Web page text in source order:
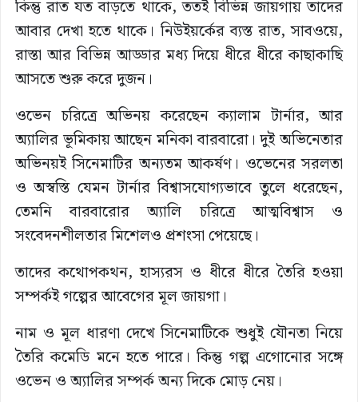
কিন্তু রাত যত বাড়তে থাকে, ততই বিভিন্ন জায়গায় তাদের
আবার দেখা হতে থাকে। নিউইয়র্কের ব্যস্ত রাত, সাবওয়ে,
রাস্তা আর বিভিন্ন আড্ডার মধ্য দিয়ে ধীরে ধীরে কাছাকাছি
আসতে শুরু করে দুজন।
ওভেন চরিত্রে অভিনয় করেছেন ক্যালাম টার্নার, আর
অ্যালির ভূমিকায় আছেন মনিকা বারবারো। দুই অভিনেতার
অভিনয়ই সিনেমাটির অন্যতম আকর্ষণ। ওভেনের সরলতা
ও অস্বস্তি যেমন টার্নার বিশ্বাসযোগ্যভাবে তুলে ধরেছেন,
তেমনি বারবারোর অ্যালি চরিত্রে আত্মবিশ্বাস ও
সংবেদনশীলতার মিশেলও প্রশংসা পেয়েছে।
তাদের কথোপকথন, হাস্যরস ও ধীরে ধীরে তৈরি হওয়া
সম্পর্কই গল্পের আবেগের মূল জায়গা।
নাম ও মূল ধারণা দেখে সিনেমাটিকে শুধুই যৌনতা নিয়ে
তৈরি কমেডি মনে হতে পারে। কিন্তু গল্প এগোনোর সঙ্গে
ওভেন ও অ্যালির সম্পর্ক অন্য দিকে মোড় নেয়।